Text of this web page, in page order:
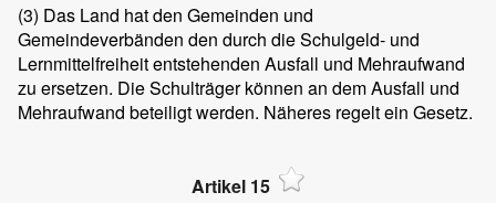
(3) Das Land hat den Gemeinden und
Gemeindeverbänden den durch die Schulgeld- und
Lernmittelfreiheit entstehenden Ausfall und Mehraufwand
zu ersetzen. Die Schulträger können an dem Ausfall und
Mehraufwand beteiligt werden. Näheres regelt ein Gesetz.
Artikel 15